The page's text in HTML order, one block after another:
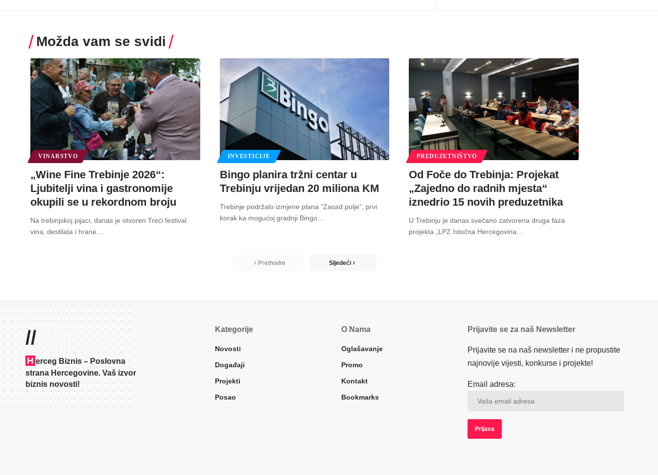
Možda vam se svidi
VINARSTVO
„Wine Fine Trebinje 2026“:
Ljubitelji vina i gastronomije
okupili se u rekordnom broju
Na trebinjskoj pijaci, danas je otvoren Treći festival
vina, destilata i hrane
INVESTICIJE
Bingo planira tržni centar u
Trebinju vrijedan 20 miliona KM
Trebinje podržalo izmjene plana “Zasad polje”, prvi
korak ka mogućoj gradnji Bingo…
PREDUZETNIŠTVO
Od Foče do Trebinja: Projekat
„Zajedno do radnih mjesta“
iznedrio 15 novih preduzetnika
U Trebinju je danas svečano zatvorena druga faza
projekta „LPZ Istočna Hercegovina
Prethodni Sljedeći
//
H erceg Biznis – Poslovna
strana Hercegovine. Vaš izvor
biznis novosti!
Kategorije
Novosti
Događaji
Projekti
Posao
O Nama
Oglašavanje
Promo
Kontakt
Bookmarks
Prijavite se za naš Newsletter
Prijavite se na naš newsletter i ne propustite
najnovije vijesti, konkurse i projekte!
Email adresa: